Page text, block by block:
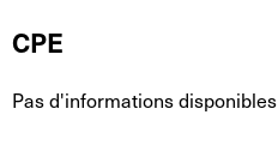
CPE
Pas d'informations disponibles